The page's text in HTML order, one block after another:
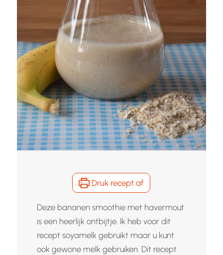
Druk recept af
Deze bananen smoothie met havermout
is een heerlijk ontbijtje. Ik heb voor dit
recept soyamelk gebruikt maar u kunt
ook gewone melk gebruiken. Dit recept